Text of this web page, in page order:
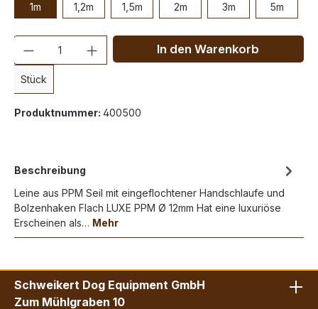
1m 1,2m 1,5m 2m 3m 5m
Anzahl
Stück
In den Warenkorb
Produktnummer: 400500
Beschreibung
Leine aus PPM Seil mit eingeflochtener Handschlaufe und
Bolzenhaken Flach LUXE PPM Ø 12mm Hat eine luxuriöse
Erscheinen als… Mehr
Schweikert Dog Equipment GmbH
Zum Mühlgraben 10